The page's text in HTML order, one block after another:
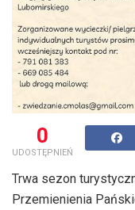
0
UDOSTĘPNIEŃ
Trwa sezon
Przemienienia